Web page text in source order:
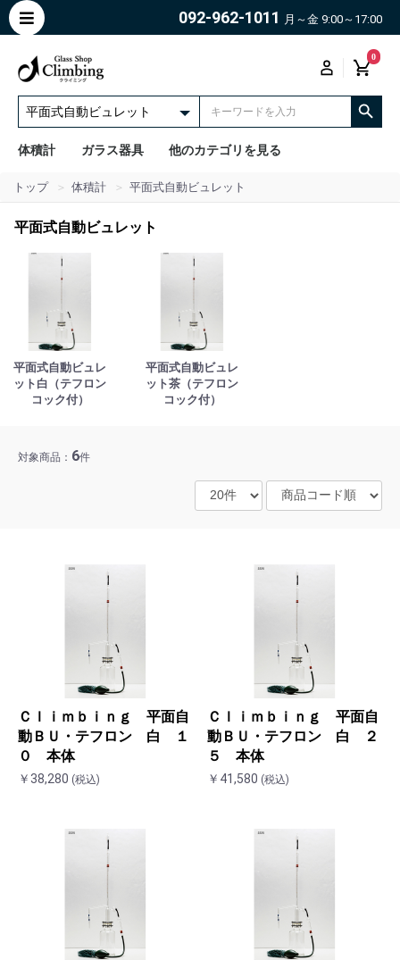
092-962-1011 月～金 9:00～17:00
0
体積計 ガラス器具 他のカテゴリを見る
トップ 体積計 平面式自動ビュレット
平面式自動ビュレット
平面式自動ビュレ
ット白（テフロン
コック付）
平面式自動ビュレ
ット茶（テフロン
コック付）
対象商品： 6件
Ｃｌｉｍｂｉｎｇ 平面自
動ＢＵ・テフロン 白 １
０ 本体
￥38,280 (税込)
Ｃｌｉｍｂｉｎｇ 平面自
動ＢＵ・テフロン 白 ２
５ 本体
￥41,580 (税込)